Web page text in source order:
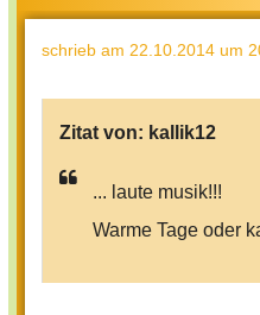
schrieb am 22.10.2014 um
Zitat von: kallik12
... laute musik!!!
Warme Tage oder